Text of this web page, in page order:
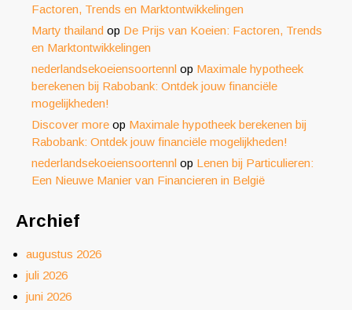
Factoren, Trends en Marktontwikkelingen
Marty thailand op De Prijs van Koeien: Factoren, Trends
en Marktontwikkelingen
nederlandsekoeiensoortennl op Maximale hypotheek
berekenen bij Rabobank: Ontdek jouw financiële
mogelijkheden!
Discover more op Maximale hypotheek berekenen bij
Rabobank: Ontdek jouw financiële mogelijkheden!
nederlandsekoeiensoortennl op Lenen bij Particulieren:
Een Nieuwe Manier van Financieren in België
Archief
augustus 2026
juli 2026
juni 2026